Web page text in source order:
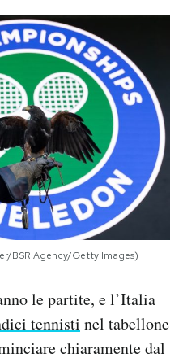
BSR Agency/Getty Images)
le partite, e l’Italia
tennisti nel tabellone
chiaramente dal